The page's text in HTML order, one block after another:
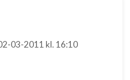
03-2011 kl. 16:10